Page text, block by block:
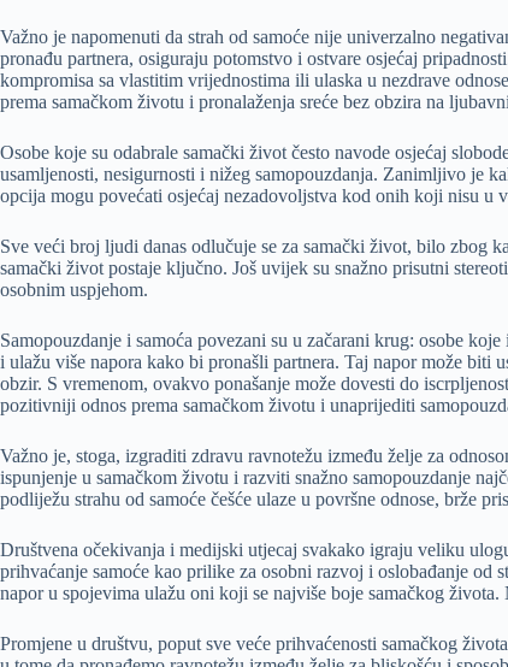
Važno je napomenuti da strah od samoće nije univerzalno
pronađu partnera, osiguraju potomstvo i ostvare osjećaj
kompromisa sa vlastitim vrijednostima ili ulaska u nezdrave
prema samačkom životu i pronalaženja sreće bez obzira na
Osobe koje su odabrale samački život često navode osjećaj
usamljenosti, nesigurnosti i nižeg samopouzdanja. Zanimljivo je
opcija mogu povećati osjećaj nezadovoljstva kod onih koji nisu u
Sve veći broj ljudi danas odlučuje se za samački život, bilo zbog
samački život postaje ključno. Još uvijek su snažno prisutni
osobnim uspjehom.
Samopouzdanje i samoća povezani su u začarani krug: osobe
i ulažu više napora kako bi pronašli partnera. Taj napor može
obzir. S vremenom, ovakvo ponašanje može dovesti do
pozitivniji odnos prema samačkom životu i unaprijediti
Važno je, stoga, izgraditi zdravu ravnotežu između želje za
ispunjenje u samačkom životu i razviti snažno samopouzdanje
podliježu strahu od samoće češće ulaze u površne odnose, brže
Društvena očekivanja i medijski utjecaj svakako igraju veliku
prihvaćanje samoće kao prilike za osobni razvoj i oslobađanje
napor u spojevima ulažu oni koji se najviše boje samačkog
Promjene u društvu, poput sve veće prihvaćenosti samačkog